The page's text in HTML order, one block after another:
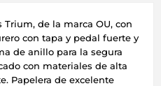
Trium, de la marca OU, con
con tapa y pedal fuerte y
de anillo para la segura
con materiales de alta
Papelera de excelente